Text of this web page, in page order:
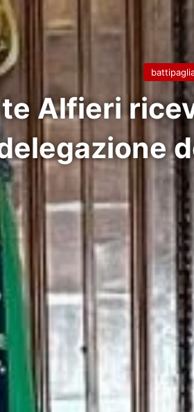
Alfieri